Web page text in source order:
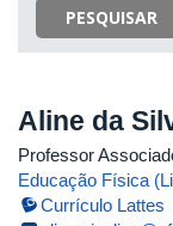
PESQUISAR
Aline da
Professor
Educação Física
Currículo Lattes